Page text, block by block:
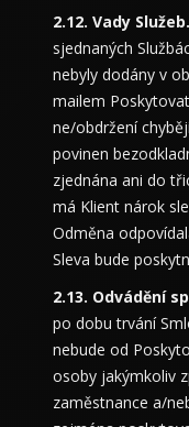
Vady Služeb.
sjednaných
nebyly dodány v
mailem
ne/obdržení
povinen
zjednána ani do
má Klient nárok
Odměna
Sleva bude
Odvádění
po dobu trvání
nebude od
osoby jakýmkoliv
zaměstnance a/